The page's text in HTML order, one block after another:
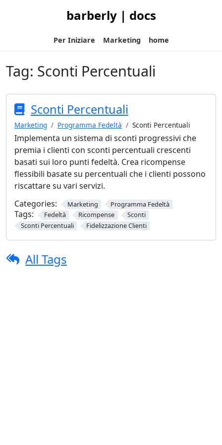
barberly | docs
Per Iniziare Marketing home
Tag: Sconti Percentuali
Sconti Percentuali
Marketing Programma Fedeltà Sconti Percentuali
Implementa un sistema di sconti progressivi che
premia i clienti con sconti percentuali crescenti
basati sui loro punti fedeltà. Crea ricompense
flessibili basate su percentuali che i clienti possono
riscattare su vari servizi.
Categories:
Marketing Programma Fedeltà
Tags: Fedeltà Ricompense
Sconti
Sconti Percentuali
Fidelizzazione Clienti
All Tags